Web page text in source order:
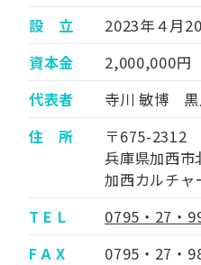
設 立
2023年４月
資本金
2,000,000円
代表者
寺川 敏博 黒
住 所
〒675-2312
兵庫県加西
加西カルチャ
T E L
0795・27・
F A X
0795・27・